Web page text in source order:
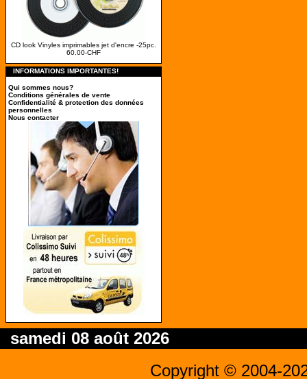
CD look Vinyles imprimables jet d'encre -25pc.
60.00-CHF
INFORMATIONS IMPORTANTES!
Qui sommes nous?
Conditions générales de vente
Confidentialité & protection des données
personnelles
Nous contacter
samedi 08 août 2026
Copyright © 2004-